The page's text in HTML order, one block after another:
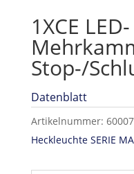
1XCE LED-
Stop-/
Datenblatt
Artikelnummer:
Heckleuchte SERIE